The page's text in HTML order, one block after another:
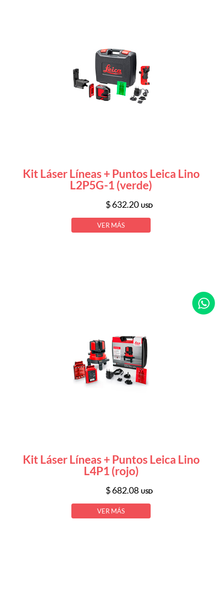
Kit Láser Líneas + Puntos Leica Lino
L2P5G-1 (verde)
$ 632.20 USD
VER MÁS
Kit Láser Líneas + Puntos Leica Lino
L4P1 (rojo)
$ 682.08 USD
VER MÁS